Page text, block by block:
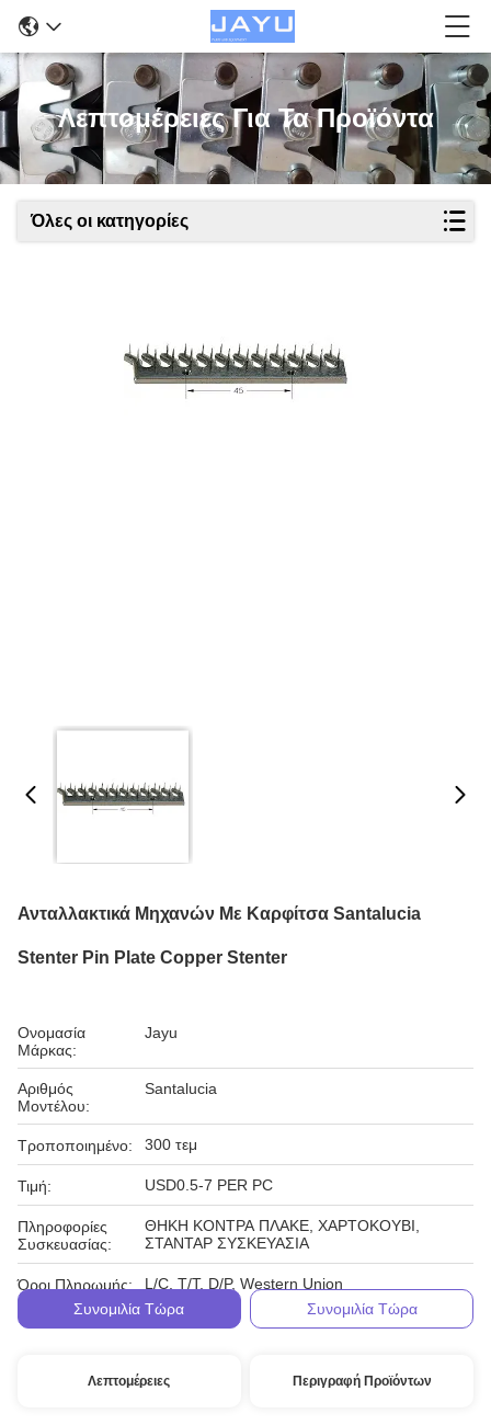
Λεπτομέρειες Για Τα Προϊόντα
Όλες οι κατηγορίες
Ανταλλακτικά Μηχανών Με Καρφίτσα Santalucia
Stenter Pin Plate Copper Stenter
Ονομασία
Μάρκας:
Jayu
Αριθμός
Μοντέλου:
Santalucia
Τροποποιημένο: 300 τεμ
Τιμή: USD0.5-7 PER PC
Πληροφορίες
Συσκευασίας:
ΘΗΚΗ ΚΟΝΤΡΑ ΠΛΑΚΕ, ΧΑΡΤΟΚΟΥΒΙ,
ΣΤΑΝΤΑΡ ΣΥΣΚΕΥΑΣΙΑ
Όροι Πληρωμής:
L/C, T/T, D/P, Western Union
Συνομιλία Τώρα
Συνομιλία Τώρα
Λεπτομέρειες Περιγραφή Προϊόντων